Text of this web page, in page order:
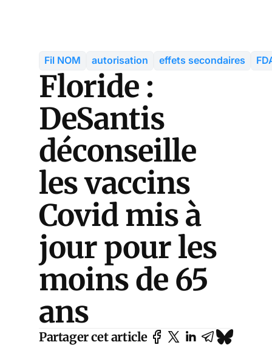
Fil NOM autorisation effets secondaires
Floride :
DeSantis
déconseille
les vaccins
Covid mis à
jour pour les
moins de 65
ans
Partager cet article